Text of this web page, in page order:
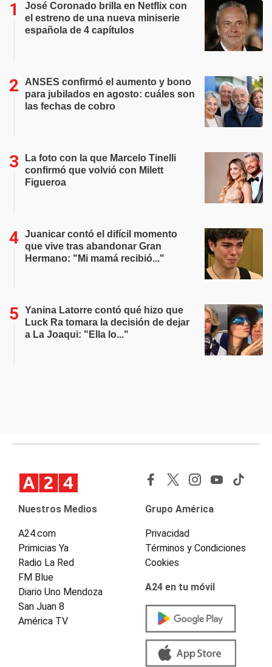
José Coronado brilla en Netflix con
el estreno de una nueva miniserie
española de 4 capítulos
ANSES confirmó el aumento y bono
para jubilados en agosto: cuáles son
las fechas de cobro
La foto con la que Marcelo Tinelli
confirmó que volvió con Milett
Figueroa
Juanicar contó el difícil momento
que vive tras abandonar Gran
Hermano: "Mi mamá recibió..."
Yanina Latorre contó qué hizo que
Luck Ra tomara la decisión de dejar
a La Joaqui: "Ella lo..."
Nuestros Medios
A24.com
Primicias Ya
Radio La Red
FM Blue
Diario Uno Mendoza
San Juan 8
América TV
Grupo América
Privacidad
Términos y Condiciones
Cookies
A24 en tu móvil